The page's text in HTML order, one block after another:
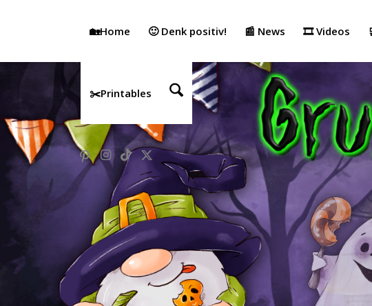
🏡Home 🙂 Denk positiv! 📰 News 🎞️ Videos
✂️Printables